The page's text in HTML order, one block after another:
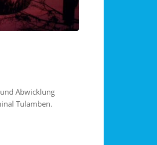
Abwicklung
Tulamben.